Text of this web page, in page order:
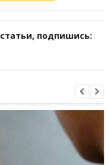
подпишись: